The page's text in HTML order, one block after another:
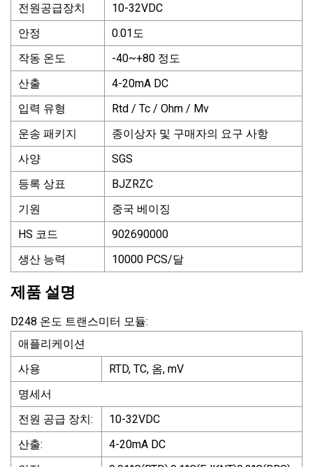
전원공급장치
10-32VDC
안정
0.01도
작동 온도
-40~+80 정도
산출
4-20mA DC
입력 유형
Rtd / Tc / Ohm / Mv
운송 패키지
종이상자 및 구매자의 요구 사항
사양
SGS
등록 상표
BJZRZC
기원
중국 베이징
HS 코드
902690000
생산 능력
10000 PCS/달
제품 설명
D248 온도 트랜스미터 모듈:
애플리케이션
사용
RTD, TC, 옴, mV
명세서
전원 공급 장치:
10-32VDC
산출:
4-20mA DC